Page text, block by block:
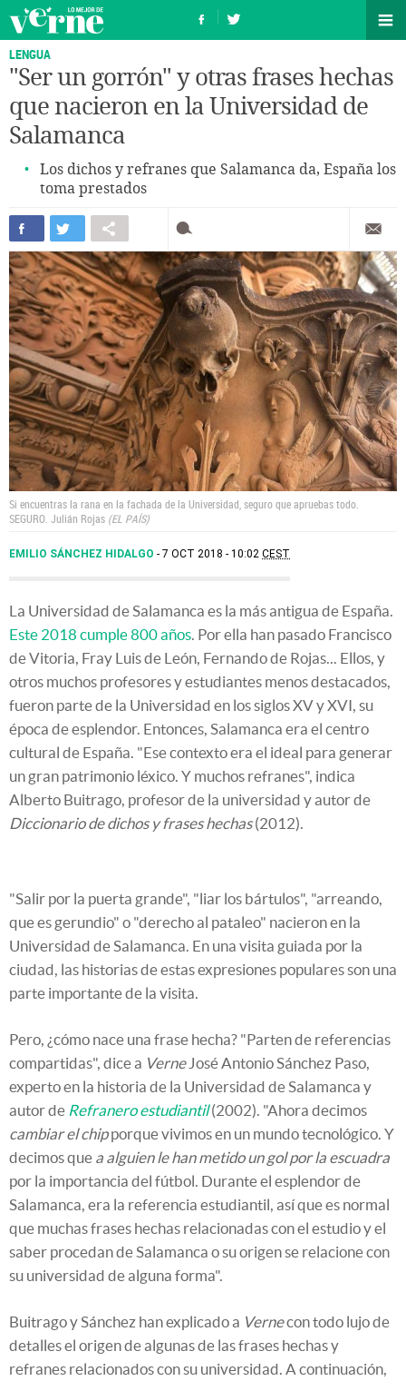
LENGUA
"Ser un gorrón" y otras frases hechas
que nacieron en la Universidad de
Salamanca
Los dichos y refranes que Salamanca da, España los
toma prestados
Si encuentras la rana en la fachada de la Universidad, seguro que apruebas todo.
SEGURO. Julián Rojas EL PAÍS
EMILIO SÁNCHEZ HIDALGO 7 OCT 2018 - 10:02 CEST
La Universidad de Salamanca es la más antigua de España.
Este 2018 cumple 800 años . Por ella han pasado Francisco
de Vitoria, Fray Luis de León, Fernando de Rojas... Ellos, y
otros muchos profesores y estudiantes menos destacados,
fueron parte de la Universidad en los siglos XV y XVI, su
época de esplendor. Entonces, Salamanca era el centro
cultural de España. "Ese contexto era el ideal para generar
un gran patrimonio léxico. Y muchos refranes", indica
Alberto Buitrago, profesor de la universidad y autor de
Diccionario de dichos y frases hechas(2012).
"Salir por la puerta grande", "liar los bártulos", "arreando,
que es gerundio" o "derecho al pataleo" nacieron en la
Universidad de Salamanca. En una visita guiada por la
ciudad, las historias de estas expresiones populares son una
parte importante de la visita.
Pero, ¿cómo nace una frase hecha? "Parten de referencias
compartidas", dice a VerneJosé Antonio Sánchez Paso,
experto en la historia de la Universidad de Salamanca y
autor de Refranero estudiantil(2002). "Ahora decimos
cambiar el chipporque vivimos en un mundo tecnológico. Y
decimos que a alguien le han metido un gol por la escuadra
por la importancia del fútbol. Durante el esplendor de
Salamanca, era la referencia estudiantil, así que es normal
que muchas frases hechas relacionadas con el estudio y el
saber procedan de Salamanca o su origen se relacione con
su universidad de alguna forma".
Buitrago y Sánchez han explicado a Vernecon todo lujo de
detalles el origen de algunas de las frases hechas y
refranes relacionados con su universidad. A continuación,